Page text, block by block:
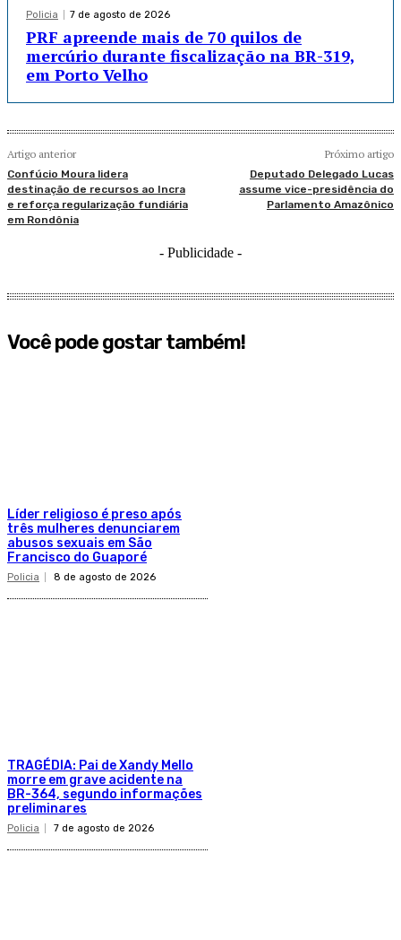
Policia 7 de agosto de 2026
PRF apreende mais de 70 quilos de
mercúrio durante fiscalização na BR-319,
em Porto Velho
Artigo anterior
Confúcio Moura lidera
destinação de recursos ao Incra
e reforça regularização fundiária
em Rondônia
Próximo artigo
Deputado Delegado Lucas
assume vice-presidência do
Parlamento Amazônico
- Publicidade -
Você pode gostar também!
Líder religioso é preso após
três mulheres denunciarem
abusos sexuais em São
Francisco do Guaporé
Policia 8 de agosto de 2026
TRAGÉDIA: Pai de Xandy Mello
morre em grave acidente na
BR-364, segundo informações
preliminares
Policia 7 de agosto de 2026